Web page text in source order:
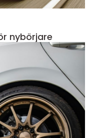
nybörjare